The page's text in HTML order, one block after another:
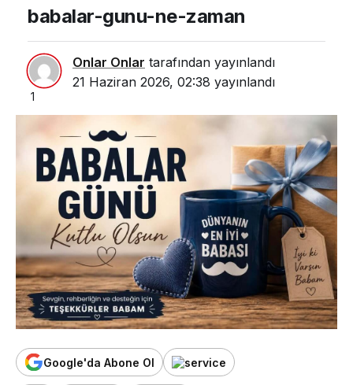
babalar-gunu-ne-zaman
Onlar Onlar tarafından yayınlandı
21 Haziran 2026, 02:38 yayınlandı
1
Google'da Abone Ol